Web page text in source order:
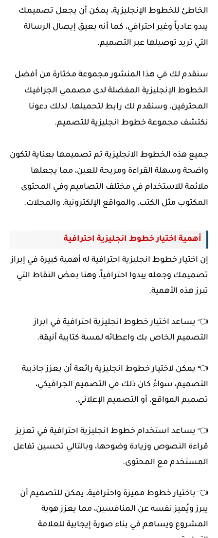
الخاطئ للخطوط الإنجليزية، يمكن أن يجعل تصميمك
يبدو عادياً وغير احترافي، كما أنه يعيق إيصال الرسالة
التي تريد توصيلها عبر التصميم.
سنقدم لك في هذا المنشور مجموعة مختارة من أفضل
الخطوط الإنجليزية المفضلة لدى مصممي الجرافيك
المحترفين، وسنقدم لك رابط لتحميلها. لدلك دعونا
نكتشف مجموعة خطوط انجليزية للتصميم.
جميع هذه الخطوط الانجليزية تم تصميمها بعناية لتكون
واضحة وسهلة القراءة ومريحة للعين، مما يجعلها
ملائمة للاستخدام في مختلف التصاميم وفي المحتوى
المكتوب مثل الكتب، والمواقع الإلكترونية، والمجلات.
أهمية اختيار خطوط انجليزية احترافية
إن اختيار خطوط انجليزية احترافية له أهمية كبيرة في إبراز
تصميمك وجعله يبدوا احترافياً، وهنا بعض النقاط التي
تبرز هذه الأهمية.
👈 يساعد اختيار خطوط انجليزية احترافية في ابراز
التصميم الخاص بك واعطائه لمسة كتابية أنيقة.
👈 يمكن لاختيار خطوط انجليزية رائعة أن يعزز جاذبية
التصميم، سواءٌ كان ذلك في التصميم الجرافيكي،
تصميم المواقع، أو التصميم الإعلاني.
👈 يساعد استخدام خطوط انجليزية احترافية في تعزيز
قراءة النصوص وزيادة وضوحها، وبالتالي تحسين تفاعل
المستخدم مع المحتوى.
👈 باختيار خطوط مميزة واحترافية، يمكن للتصميم أن
يبرز ويُميز نفسه عن المنافسين، مما يعزز هوية
المشروع ويساهم في بناء صورة إيجابية للعلامة